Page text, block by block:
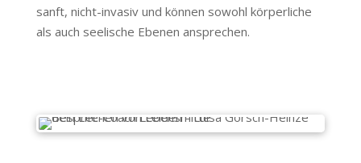
sanft, nicht-invasiv und können sowohl körperliche
als auch seelische Ebenen ansprechen.